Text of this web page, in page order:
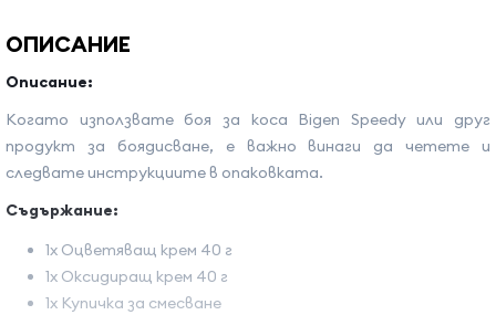
ОПИСАНИЕ
Описание:
Когато използвате боя за коса Bigen Speedy или друг
продукт за боядисване, е важно винаги да четете и
следвате инструкциите в опаковката.
Съдържание:
1x Оцветяващ крем 40 г
1x Оксидиращ крем 40 г
1x Купичка за смесване